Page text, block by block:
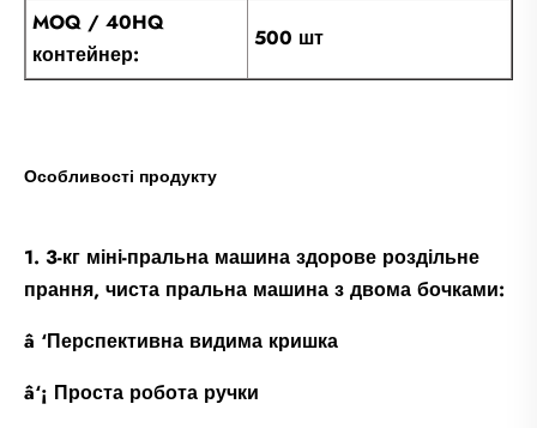
MOQ / 40HQ
контейнер:
500 шт
Особливості продукту
1. 3-кг міні-пральна машина здорове роздільне
прання, чиста пральна машина з двома бочками:
â ‘Перспективна видима кришка
â‘¡ Проста робота ручки